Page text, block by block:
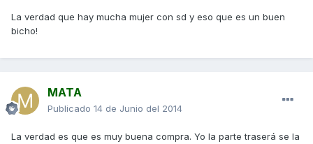
La verdad que hay mucha mujer con sd y eso que es un buen
bicho!
MATA
Publicado 14 de Junio del 2014
La verdad es que es muy buena compra. Yo la parte traserá se la